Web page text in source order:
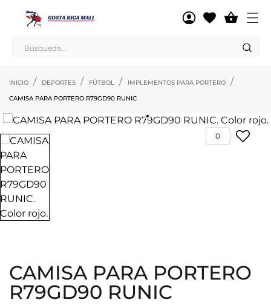

INICIO DEPORTES FÚTBOL
IMPLEMENTOS PARA PORTERO
CAMISA PARA PORTERO R79GD90 RUNIC
0
CAMISA PARA PORTERO
R79GD90 RUNIC